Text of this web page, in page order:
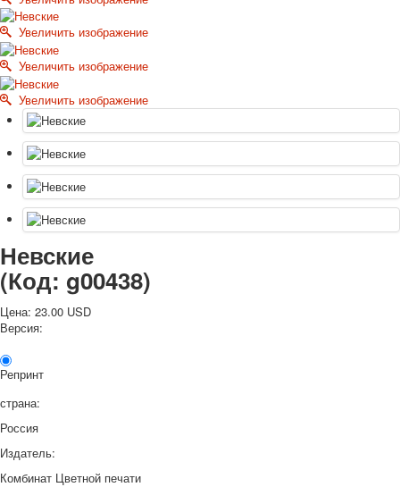
Октябрьская революция
С рождеством
Пасха
9 мая - день победы
Разные пожелания
1 сентября школа
Приглашение
Новости
Новости карточных колод
Новости открыток
О сайте
Наше видео
доставка
Увеличить изображение
Увеличить изображение
Увеличить изображение
Невские
(Код: g00438)
Цена: 23.00 USD
Версия:
Репринт
страна:
Россия
Издатель:
Комбинат Цветной печати